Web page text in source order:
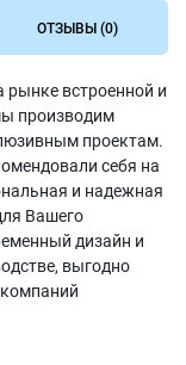
ОТЗЫВЫ (0)
рынке встроенной и
производим
проектам.
себя на
и надежная
Вашего
дизайн и
выгодно